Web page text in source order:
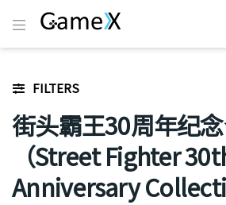
FILTERS
街头霸王30周年纪
（Street Fighter
Anniversary